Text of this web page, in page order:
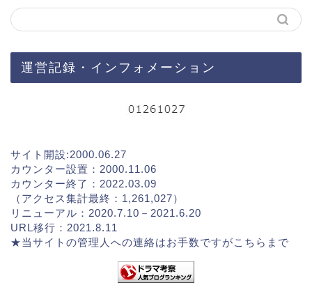
運営記録・インフォメーション
サイト開設:2000.06.27
カウンター設置：2000.11.06
カウンター終了：2022.03.09
（アクセス集計最終：1,261,027）
リニューアル：2020.7.10－2021.6.20
URL移行：2021.8.11
★当サイトの管理人への連絡はお手数ですがこちらまで